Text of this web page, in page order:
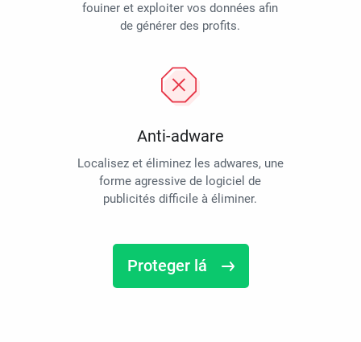
fouiner et exploiter vos données afin
de générer des profits.
Anti-adware
Localisez et éliminez les adwares, une
forme agressive de logiciel de
publicités difficile à éliminer.
Proteger lá